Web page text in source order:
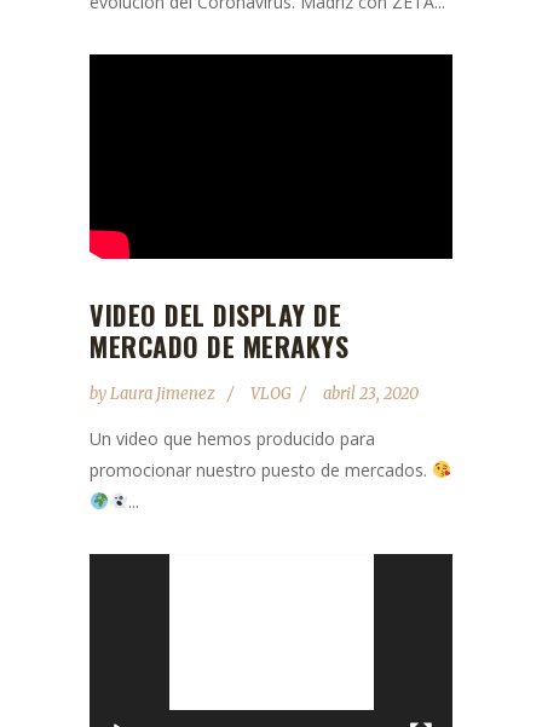
VIDEO DEL DISPLAY DE
MERCADO DE MERAKYS
byLaura Jimenez VLOG abril 23, 2020
Un video que hemos producido para
promocionar nuestro puesto de mercados.
...